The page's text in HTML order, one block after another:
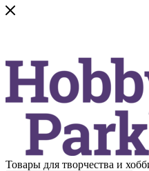
Товары для творчества и